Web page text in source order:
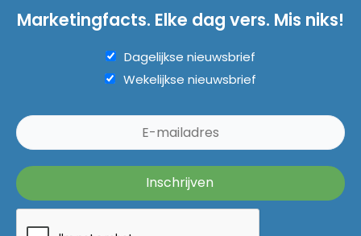
Marketingfacts. Elke dag vers. Mis niks!
Dagelijkse nieuwsbrief
Wekelijkse nieuwsbrief